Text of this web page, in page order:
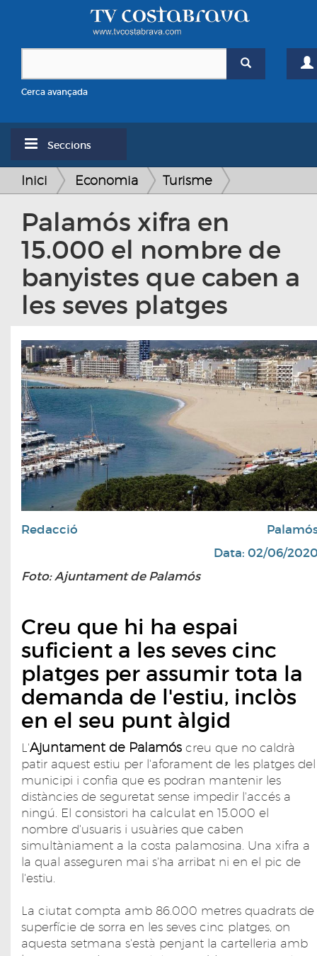
Cerca avançada
Seccions
Inici Economia Turisme
Palamós xifra en
15.000 el nombre de
banyistes que caben a
les seves platges
Redacció
Data: 02/06/
Foto: Ajuntament de Palamós
Creu que hi ha espai
suficient a les seves cinc
platges per assumir tota la
demanda de l'estiu, inclòs
en el seu punt àlgid
L'Ajuntament de Palamós creu que no caldrà
patir aquest estiu per l'aforament de les platges del
municipi i confia que es podran mantenir les
distàncies de seguretat sense impedir l'accés a
ningú. El consistori ha calculat en 15.000 el
nombre d'usuaris i usuàries que caben
simultàniament a la costa palamosina. Una xifra a
la qual asseguren mai s'ha arribat ni en el pic de
l'estiu.
La ciutat compta amb 86.000 metres quadrats de
superfície de sorra en les seves cinc platges, on
aquesta setmana s'està penjant la cartelleria amb